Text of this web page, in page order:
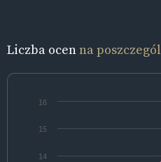
Liczba ocenna
14
15
16